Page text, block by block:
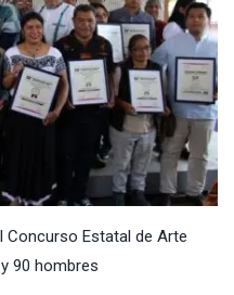
Concurso Estatal de Arte
90 hombres